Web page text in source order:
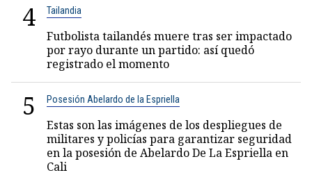
4 Tailandia
Futbolista tailandés muere tras ser impactado
por rayo durante un partido: así quedó
registrado el momento
5 Posesión Abelardo de la Espriella
Estas son las imágenes de los despliegues de
militares y policías para garantizar seguridad
en la posesión de Abelardo De La Espriella en
Cali